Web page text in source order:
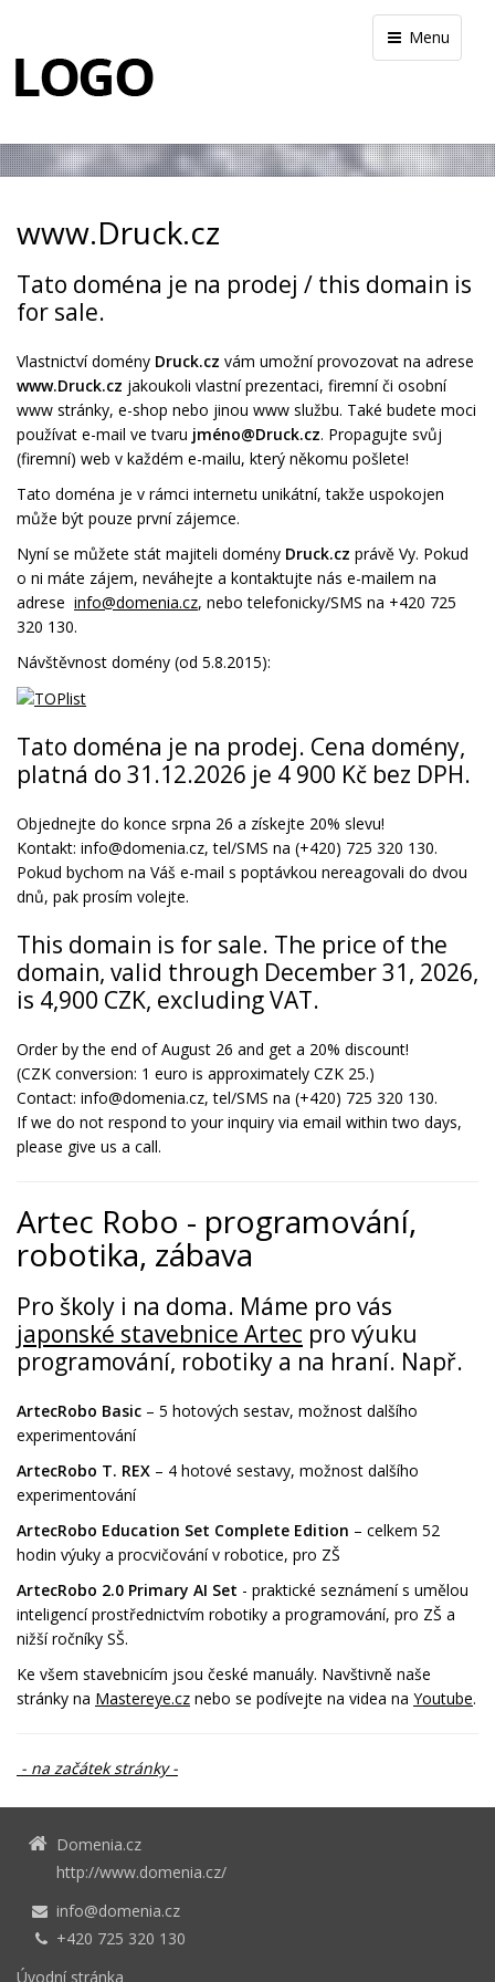
Menu
www.Druck.cz
Tato doména je na prodej / this domain is
for sale.
Vlastnictví domény Druck.cz vám umožní provozovat na adrese
www.Druck.cz jakoukoli vlastní prezentaci, firemní či osobní
www stránky, e-shop nebo jinou www službu. Také budete moci
používat e-mail ve tvaru jméno@Druck.cz. Propagujte svůj
(firemní) web v každém e-mailu, který někomu pošlete!
Tato doména je v rámci internetu unikátní, takže uspokojen
může být pouze první zájemce.
Nyní se můžete stát majiteli domény Druck.cz právě Vy. Pokud
o ni máte zájem, neváhejte a kontaktujte nás e-mailem na
adrese info@domenia.cz, nebo telefonicky/SMS na +420 725
320 130.
Návštěvnost domény (od 5.8.2015):
Tato doména je na prodej. Cena domény,
platná do 31.12.2026 je 4 900 Kč bez DPH.
Objednejte do konce srpna 26 a získejte 20% slevu!
Kontakt: info@domenia.cz, tel/SMS na (+420) 725 320 130.
Pokud bychom na Váš e-mail s poptávkou nereagovali do dvou
dnů, pak prosím volejte.
This domain is for sale. The price of the
domain, valid through December 31, 2026,
is 4,900 CZK, excluding VAT.
Order by the end of August 26 and get a 20% discount!
(CZK conversion: 1 euro is approximately CZK 25.)
Contact: info@domenia.cz, tel/SMS na (+420) 725 320 130.
If we do not respond to your inquiry via email within two days,
please give us a call.
Artec Robo - programování,
robotika, zábava
Pro školy i na doma. Máme pro vás
japonské stavebnice Artec pro výuku
programování, robotiky a na hraní. Např.
ArtecRobo Basic – 5 hotových sestav, možnost dalšího
experimentování
ArtecRobo T. REX – 4 hotové sestavy, možnost dalšího
experimentování
ArtecRobo Education Set Complete Edition – celkem 52
hodin výuky a procvičování v robotice, pro ZŠ
ArtecRobo 2.0 Primary AI Set - praktické seznámení s umělou
inteligencí prostřednictvím robotiky a programování, pro ZŠ a
nižší ročníky SŠ.
Ke všem stavebnicím jsou české manuály. Navštivně naše
stránky na Mastereye.cz nebo se podívejte na videa na Youtube.
- na začátek stránky -
Domenia.cz
http://www.domenia.cz/
info@domenia.cz
+420 725 320 130
Úvodní stránka